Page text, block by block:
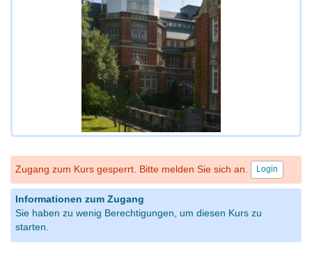
Zugang zum Kurs gesperrt. Bitte melden Sie sich an. Login
Informationen zum Zugang
Sie haben zu wenig Berechtigungen, um diesen Kurs zu
starten.